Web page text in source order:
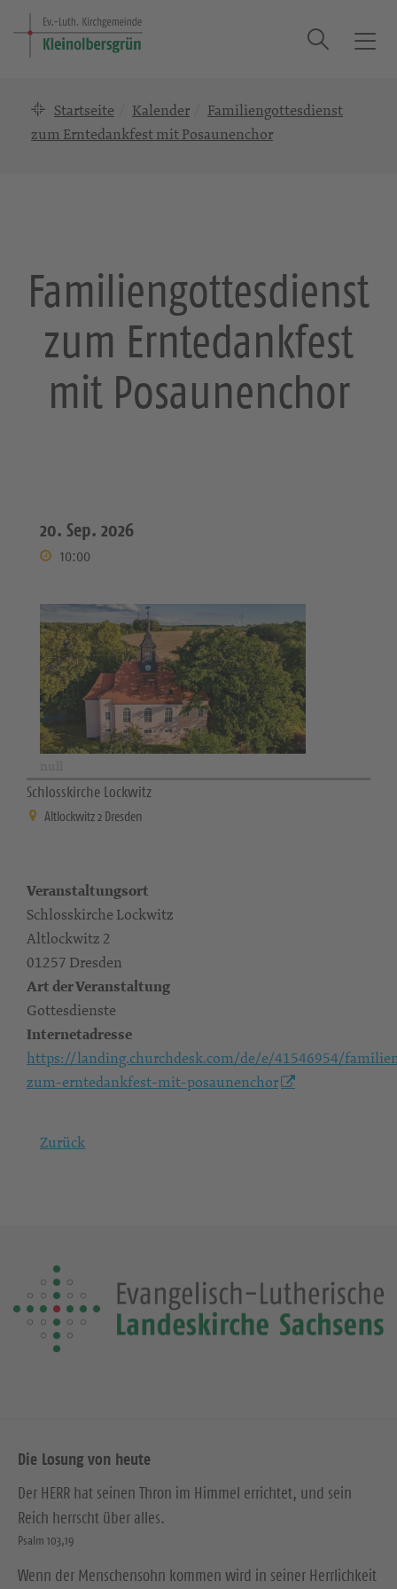
T
a
t
Suche
Startseite Kalender
Familiengottesdienst
zum Erntedankfest mit Posaunenchor
Familiengottesdienst
zum Erntedankfest
mit Posaunenchor
20. Sep. 2026
10:00
Schlosskirche Lockwitz
Altlockwitz 2 Dresden
Veranstaltungsort
Schlosskirche Lockwitz
Altlockwitz 2
01257 Dresden
Art der Veranstaltung
Gottesdienste
Internetadresse
https://landing.churchdesk.com/de/e/41546954/
zum-erntedankfest-mit-posaunenchor
Zurück
Die Losung von heute
Der HERR hat seinen Thron im Himmel errichtet, und sein
Reich herrscht über alles.
Psalm 103,19
Wenn der Menschensohn kommen wird in seiner Herrlichkeit